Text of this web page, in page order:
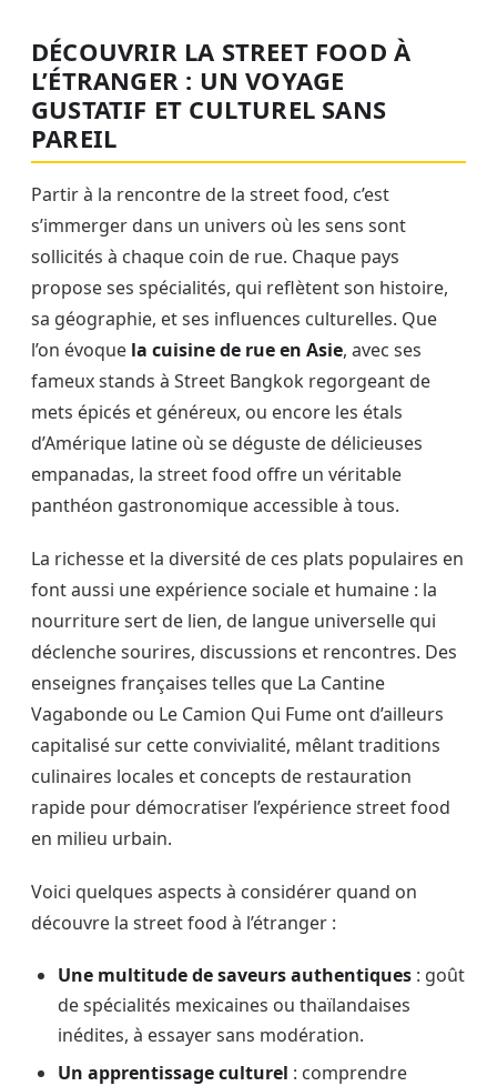
DÉCOUVRIR LA STREET FOOD À
L’ÉTRANGER : UN VOYAGE
GUSTATIF ET CULTUREL SANS
PAREIL
Partir à la rencontre de la street food, c’est
s’immerger dans un univers où les sens sont
sollicités à chaque coin de rue. Chaque pays
propose ses spécialités, qui reflètent son histoire,
sa géographie, et ses influences culturelles. Que
l’on évoque la cuisine de rue en Asie, avec ses
fameux stands à Street Bangkok regorgeant de
mets épicés et généreux, ou encore les étals
d’Amérique latine où se déguste de délicieuses
empanadas, la street food offre un véritable
panthéon gastronomique accessible à tous.
La richesse et la diversité de ces plats populaires en
font aussi une expérience sociale et humaine : la
nourriture sert de lien, de langue universelle qui
déclenche sourires, discussions et rencontres. Des
enseignes françaises telles que La Cantine
Vagabonde ou Le Camion Qui Fume ont d’ailleurs
capitalisé sur cette convivialité, mêlant traditions
culinaires locales et concepts de restauration
rapide pour démocratiser l’expérience street food
en milieu urbain.
Voici quelques aspects à considérer quand on
découvre la street food à l’étranger :
Une multitude de saveurs authentiques : goût
de spécialités mexicaines ou thaïlandaises
inédites, à essayer sans modération.
Un apprentissage culturel : comprendre